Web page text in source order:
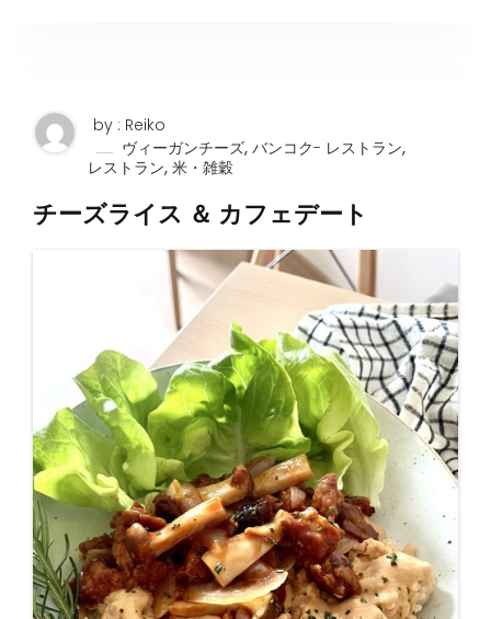
by : Reiko
ヴィーガンチーズ, バンコク- レストラン,
レストラン, 米・雑穀
チーズライス ＆ カフェデート